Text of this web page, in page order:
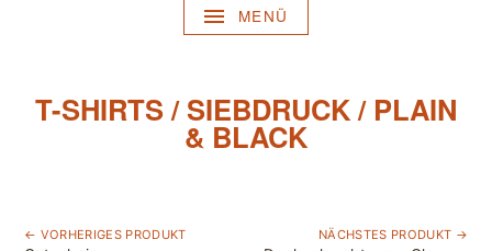
MENÜ
T-SHIRTS / SIEBDRUCK / PLAIN
& BLACK
← VORHERIGES PRODUKT NÄCHSTES PRODUKT →